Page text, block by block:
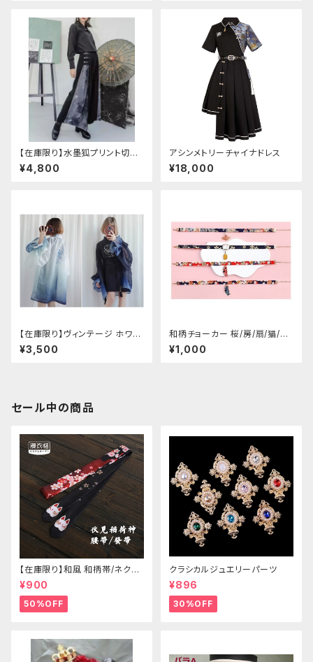
【在庫限り】水墨狐プリント切替
サイドバックルワイドパンツ（Lサ
イズ
¥4,800
アシンメトリーチャイナドレス
¥18,000
【在庫限り】ヴィンテージ ホワイ
トタイガー チョンサム ショートス
リーブ
¥3,500
和柄チョーカー 桜/房/扇/猫/こ
いのぼり
¥1,000
セール中の商品
【在庫限り】和風 和柄帯/ネクタ
イ/リボン（狐面/金魚
¥900
50%OFF
クラシカルジュエリーパーツ
¥896
30%OFF